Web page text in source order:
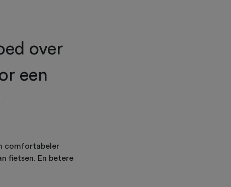
over
een
comfortabeler
fietsen. En betere